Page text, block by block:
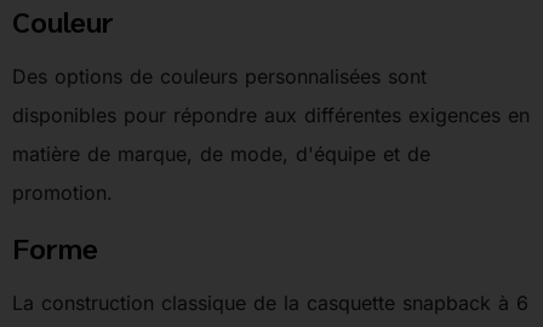
Couleur
Des options de couleurs personnalisées sont
disponibles pour répondre aux différentes exigences en
matière de marque, de mode, d'équipe et de
promotion.
Forme
La construction classique de la casquette snapback à 6